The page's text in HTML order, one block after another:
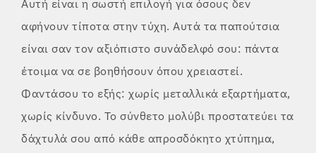
Αυτή είναι η σωστή επιλογή για όσους δεν
αφήνουν τίποτα στην τύχη. Αυτά τα παπούτσια
είναι σαν τον αξιόπιστο συνάδελφό σου: πάντα
έτοιμα να σε βοηθήσουν όπου χρειαστεί.
Φαντάσου το εξής: χωρίς μεταλλικά εξαρτήματα,
χωρίς κίνδυνο. Το σύνθετο μολύβι προστατεύει τα
δάχτυλά σου από κάθε απροσδόκητο χτύπημα,